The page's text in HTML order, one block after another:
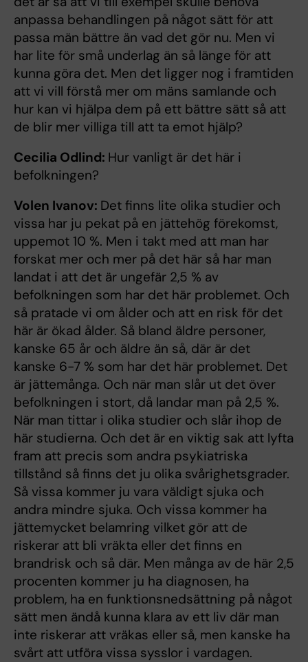
anpassa behandlingen på något sätt för att
passa män bättre än vad det gör nu. Men vi
har lite för små underlag än så länge för att
kunna göra det. Men det ligger nog i framtiden
att vi vill förstå mer om mäns samlande och
hur kan vi hjälpa dem på ett bättre sätt så att
de blir mer villiga till att ta emot hjälp?
Cecilia Odlind: Hur vanligt är det här i
befolkningen?
Volen Ivanov: Det finns lite olika studier och
vissa har ju pekat på en jättehög förekomst,
uppemot 10 %. Men i takt med att man har
forskat mer och mer på det här så har man
landat i att det är ungefär 2,5 % av
befolkningen som har det här problemet. Och
så pratade vi om ålder och att en risk för det
här är ökad ålder. Så bland äldre personer,
kanske 65 år och äldre än så, där är det
kanske 6-7 % som har det här problemet. Det
är jättemånga. Och när man slår ut det över
befolkningen i stort, då landar man på 2,5 %.
När man tittar i olika studier och slår ihop de
här studierna. Och det är en viktig sak att lyfta
fram att precis som andra psykiatriska
tillstånd så finns det ju olika svårighetsgrader.
Så vissa kommer ju vara väldigt sjuka och
andra mindre sjuka. Och vissa kommer ha
jättemycket belamring vilket gör att de
riskerar att bli vräkta eller det finns en
brandrisk och så där. Men många av de här 2,5
procenten kommer ju ha diagnosen, ha
problem, ha en funktionsnedsättning på något
sätt men ändå kunna klara av ett liv där man
inte riskerar att vräkas eller så, men kanske ha
svårt att utföra vissa sysslor i vardagen.